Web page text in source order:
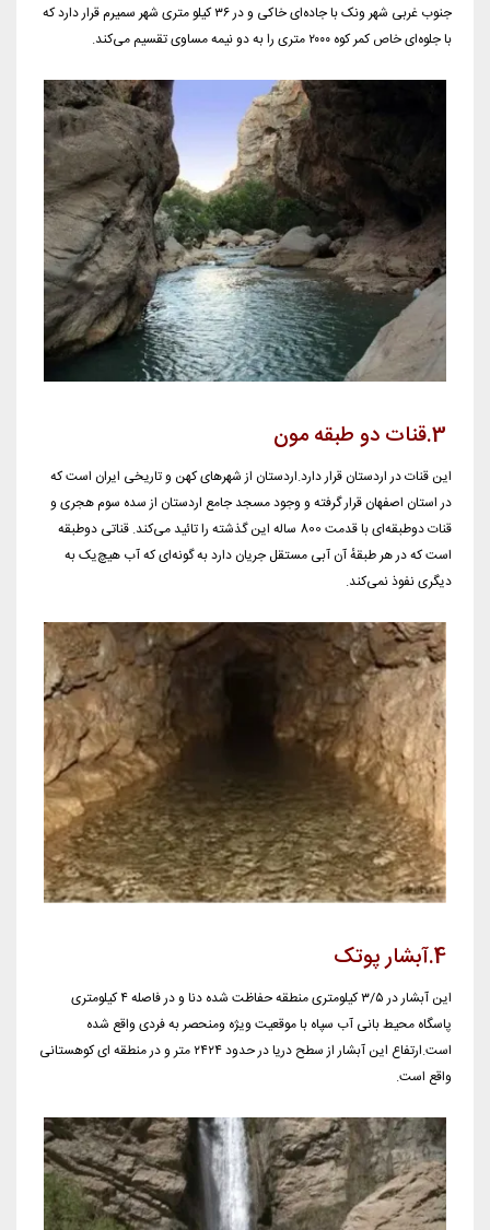
جنوب غربی شهر ونک با جاده‌ای خاکی و در ۳۶ کیلو متری شهر سمیرم قرار دارد که
با جلوه‌ای خاص کمر کوه ۲۰۰۰ متری را به دو نیمه مساوی تقسیم می‌کند.
این قنات در اردستان قرار دارد.اردستان از شهرهای كهن و تاریخی ایران است كه
در استان اصفهان قرار گرفته و وجود مسجد جامع اردستان از سده سوم هجری و
قنات دوطبقه‌ای با قدمت 800 ساله این گذشته را تائید می‌كند. قناتی دوطبقه
است که در هر طبقهٔ آن آبی مستقل جریان دارد به گونه‌ای که آب هیچ‌یک به
دیگری نفوذ نمی‌کند.
این آبشار در ۳/۵ کیلومتری منطقه حفاظت شده دنا و در فاصله ۴ کیلومتری
پاسگاه محیط بانی آب سپاه با موقعیت ویژه ومنحصر به فردی واقع شده
است.ارتفاع این آبشار از سطح دریا در حدود ۲۴۲۴ متر و در منطقه ای کوهستانی
واقع است.